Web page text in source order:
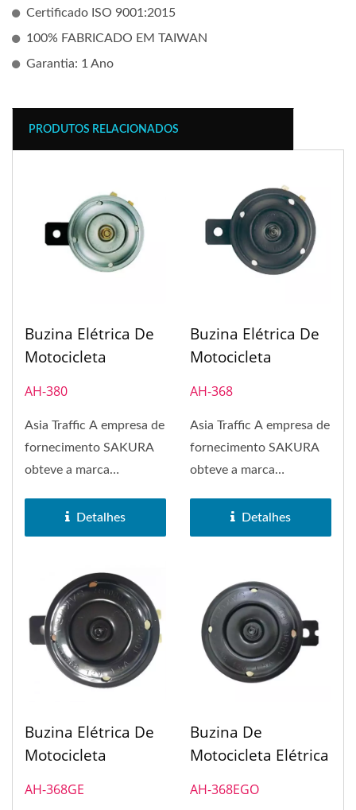
Certificado ISO 9001:2015
100% FABRICADO EM TAIWAN
Garantia: 1 Ano
PRODUTOS RELACIONADOS
Buzina Elétrica De
Motocicleta
AH-380
Asia Traffic A empresa de
fornecimento SAKURA
obteve a marca
SAKURA em 1972....
Detalhes
Buzina Elétrica De
Motocicleta
AH-368
Asia Traffic A empresa de
fornecimento SAKURA
obteve a marca
SAKURA em 1972....
Detalhes
Buzina Elétrica De
Motocicleta
AH-368GE
Buzina De
Motocicleta Elétrica
AH-368EGO